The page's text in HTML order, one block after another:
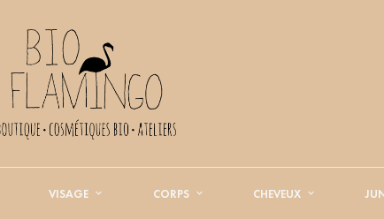
VISAGE CORPS CHEVEUX